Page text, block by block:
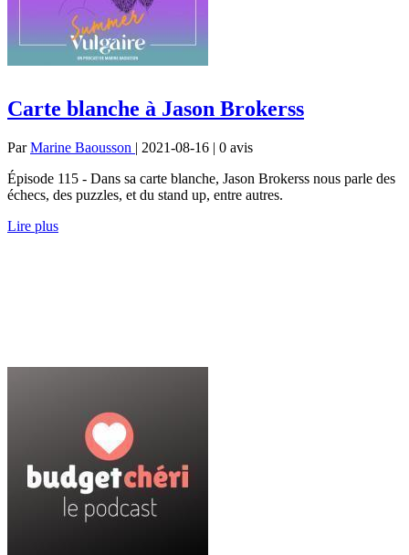
Carte blanche à Jason Brokerss
ParMarine Baousson | 2021-08-16 | 0 avis
Épisode 115 - Dans sa carte blanche, Jason Brokerss nous parle des
échecs, des puzzles, et du stand up, entre autres.
Lire plus